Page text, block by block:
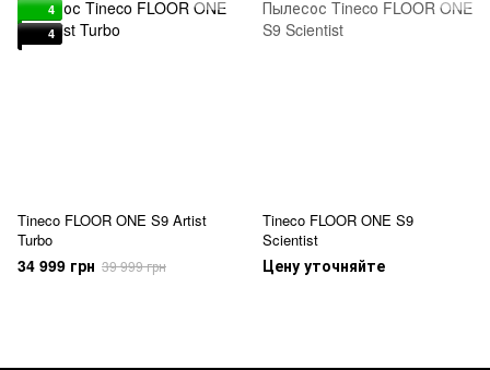
4
4
Tineco FLOOR ONE S9 Artist
Turbo
34 999 грн 39 999 грн
Tineco FLOOR ONE S9
Scientist
Цену уточняйте